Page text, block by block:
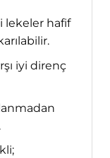
lekeler hafif
iyi direnç